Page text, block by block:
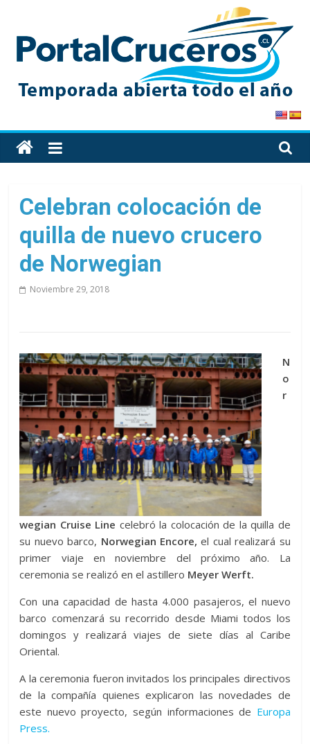
content
PortalCruceros
Toda
la
de
cruceros
en
un
solo
Celebran colocación de
quilla de nuevo crucero
de Norwegian
Noviembre 29, 2018
N
o
r
wegian Cruise Line celebró la colocación de la quilla de
su nuevo barco, Norwegian Encore, el cual realizará su
primer viaje en noviembre del próximo año. La
ceremonia se realizó en el astillero Meyer Werft.
Con una capacidad de hasta 4.000 pasajeros, el nuevo
barco comenzará su recorrido desde Miami todos los
domingos y realizará viajes de siete días al Caribe
Oriental.
A la ceremonia fueron invitados los principales directivos
de la compañía quienes explicaron las novedades de
este nuevo proyecto, según informaciones de Europa
Press.